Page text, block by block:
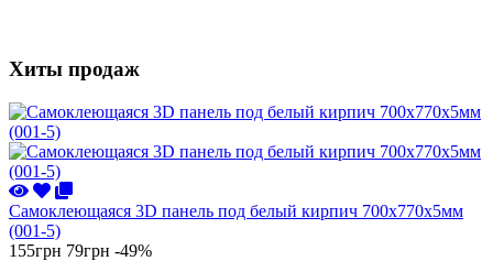
Хиты продаж
Самоклеющаяся 3D панель под белый кирпич 700x770x5мм
(001-5)
155грн 79грн -49%